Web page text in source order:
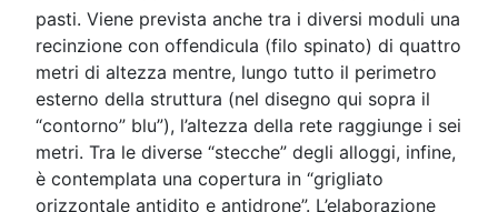
pasti. Viene prevista anche tra i diversi moduli una
recinzione con offendicula (filo spinato) di quattro
metri di altezza mentre, lungo tutto il perimetro
esterno della struttura (nel disegno qui sopra il
“contorno” blu”), l’altezza della rete raggiunge i sei
metri. Tra le diverse “stecche” degli alloggi, infine,
è contemplata una copertura in “grigliato
orizzontale antidito e antidrone”. L’elaborazione